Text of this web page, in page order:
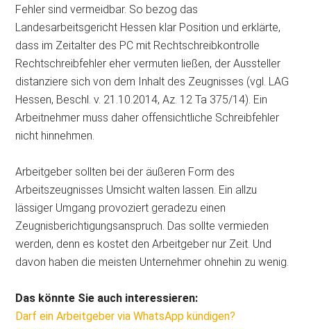
Fehler sind vermeidbar. So bezog das
Landesarbeitsgericht Hessen klar Position und erklärte,
dass im Zeitalter des PC mit Rechtschreibkontrolle
Rechtschreibfehler eher vermuten ließen, der Aussteller
distanziere sich von dem Inhalt des Zeugnisses (vgl. LAG
Hessen, Beschl. v. 21.10.2014, Az. 12 Ta 375/14). Ein
Arbeitnehmer muss daher offensichtliche Schreibfehler
nicht hinnehmen.
Arbeitgeber sollten bei der äußeren Form des
Arbeitszeugnisses Umsicht walten lassen. Ein allzu
lässiger Umgang provoziert geradezu einen
Zeugnisberichtigungsanspruch. Das sollte vermieden
werden, denn es kostet den Arbeitgeber nur Zeit. Und
davon haben die meisten Unternehmer ohnehin zu wenig.
Das könnte Sie auch interessieren:
Darf ein Arbeitgeber via WhatsApp kündigen?